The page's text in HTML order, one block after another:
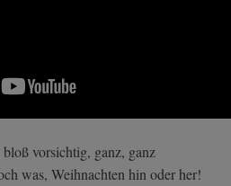
vorsichtig, ganz, ganz
was, Weihnachten hin oder her!